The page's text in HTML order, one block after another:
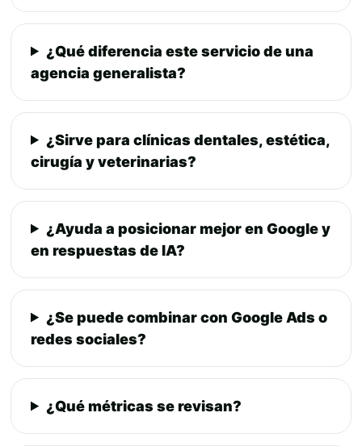
¿Qué diferencia este servicio de una
agencia generalista?
¿Sirve para clínicas dentales, estética,
cirugía y veterinarias?
¿Ayuda a posicionar mejor en Google y
en respuestas de IA?
¿Se puede combinar con Google Ads o
redes sociales?
¿Qué métricas se revisan?